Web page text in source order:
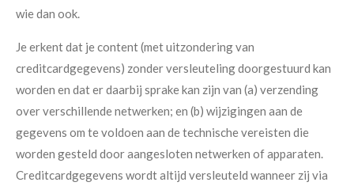
wie dan ook.
Je erkent dat je content (met uitzondering van
creditcardgegevens) zonder versleuteling doorgestuurd kan
worden en dat er daarbij sprake kan zijn van (a) verzending
over verschillende netwerken; en (b) wijzigingen aan de
gegevens om te voldoen aan de technische vereisten die
worden gesteld door aangesloten netwerken of apparaten.
Creditcardgegevens wordt altijd versleuteld wanneer zij via